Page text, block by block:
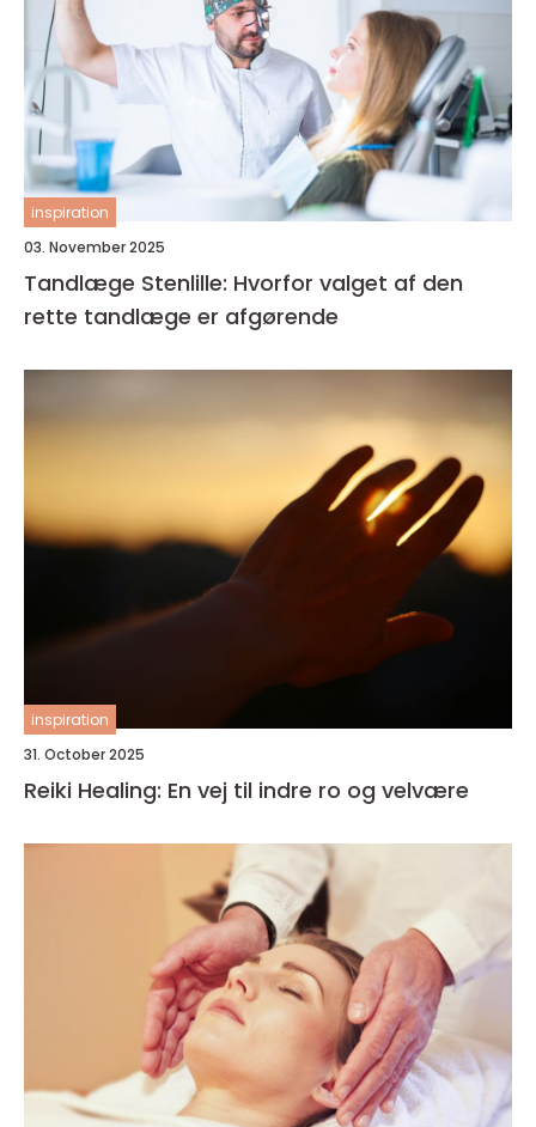
inspiration
03. November 2025
Tandlæge Stenlille: Hvorfor valget af den
rette tandlæge er afgørende
inspiration
31. October 2025
Reiki Healing: En vej til indre ro og velvære